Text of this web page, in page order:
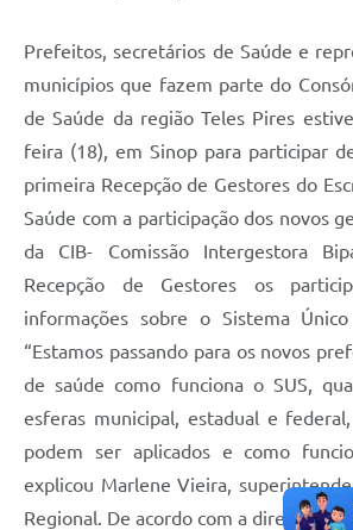
Prefeitos, secretários de Saúde e
municípios que fazem parte do
de Saúde da região Teles Pires
feira (18), em Sinop para participar
primeira Recepção de Gestores do
Saúde com a participação dos novos
da CIB- Comissão Intergestora
Recepção de Gestores os
informações sobre o Sistema
“Estamos passando para os novos
de saúde como funciona o SUS,
esferas municipal, estadual e
podem ser aplicados e como
explicou Marlene Vieira,
Regional. De acordo com a diretora